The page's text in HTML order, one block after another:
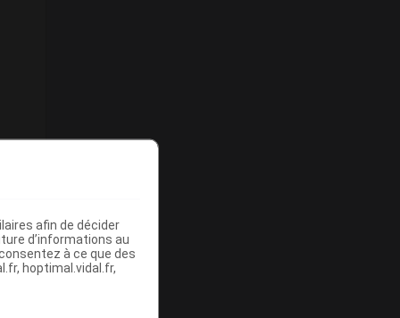
afin de décider
d’informations au
à ce que des
hoptimal.vidal.fr,